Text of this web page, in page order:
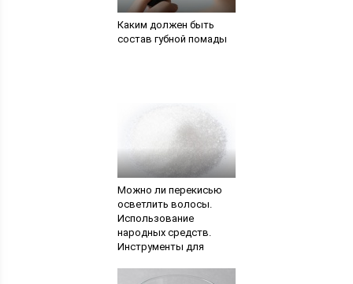
Каким должен быть
состав губной помады
Можно ли перекисью
осветлить волосы.
Использование
народных средств.
Инструменты для